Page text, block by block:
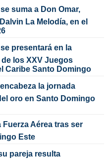
suma a Don Omar,
La Melodía, en el
presentará en la
los XXV Juegos
Caribe Santo Domingo
la jornada
oro en Santo Domingo
Fuerza Aérea tras ser
Este
pareja resulta